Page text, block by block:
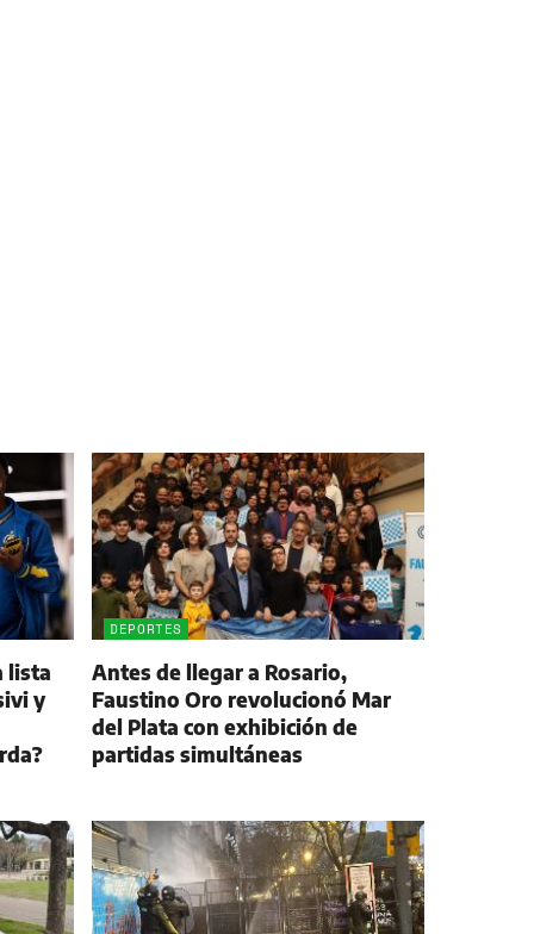
lista
y
DEPORTES
Antes de llegar a Rosario,
Faustino Oro revolucionó Mar
del Plata con exhibición de
partidas simultáneas